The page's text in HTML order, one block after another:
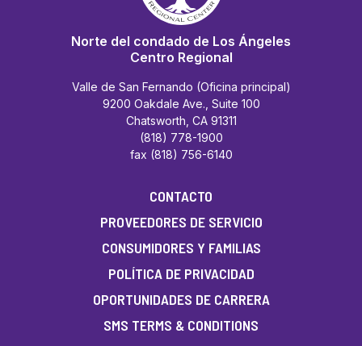
Norte del condado de Los Ángeles
Centro Regional
Valle de San Fernando (Oficina principal)
9200 Oakdale Ave., Suite 100
Chatsworth, CA 91311
(818) 778-1900
fax (818) 756-6140
CONTACTO
PROVEEDORES DE SERVICIO
CONSUMIDORES Y FAMILIAS
POLÍTICA DE PRIVACIDAD
OPORTUNIDADES DE CARRERA
SMS TERMS & CONDITIONS